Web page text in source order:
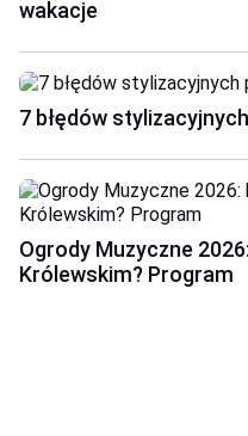
wakacje
7 błędów
Ogrody Muzyczne
Królewskim? Program